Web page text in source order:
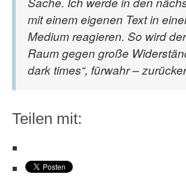
mit einem eigenen Text in
Medium reagieren. So wird
Raum gegen große
dark times“, fürwahr –
Teilen mit: